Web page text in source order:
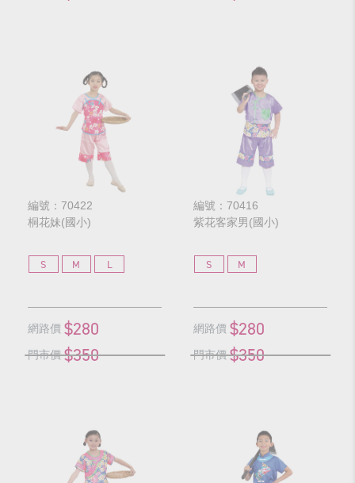
編號：70422
桐花妹(國小)
S M L
網路價 $280
門市價 $350
編號：70416
紫花客家男(國小)
S M
網路價 $280
門市價 $350